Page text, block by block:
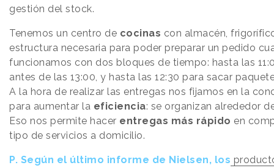
gestión del stock.
Tenemos un centro de cocinas con almacén,
estructura necesaria para poder preparar un pedido
funcionamos con dos bloques de tiempo: hasta las
antes de las 13:00, y hasta las 12:30 para sacar
A la hora de realizar las entregas nos fijamos en la
para aumentar la eficiencia: se organizan alrededor
Eso nos permite hacer entregas más rápido en
tipo de servicios a domicilio.
P. Según el último informe de Nielsen, los